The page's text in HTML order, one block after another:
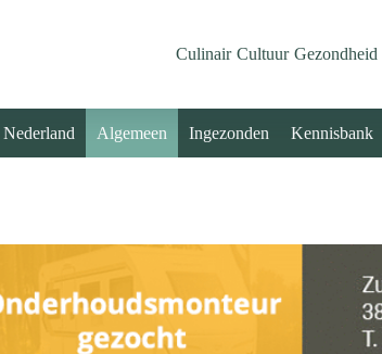
Culinair Cultuur Gezondheid
Algemeen Ingezonden Kennisbank